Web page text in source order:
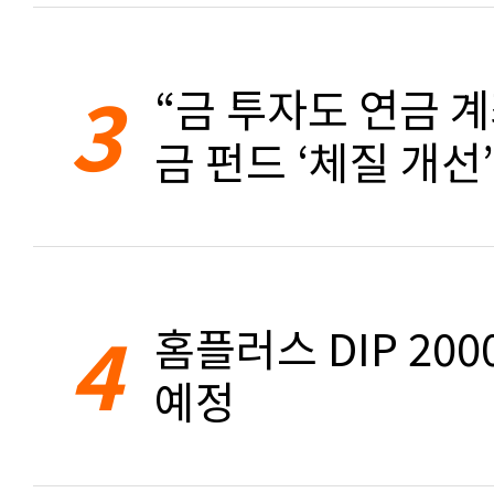
3 “금 투자도 연금
금 펀드 ‘체질 개선’
4 홈플러스 DIP
예정